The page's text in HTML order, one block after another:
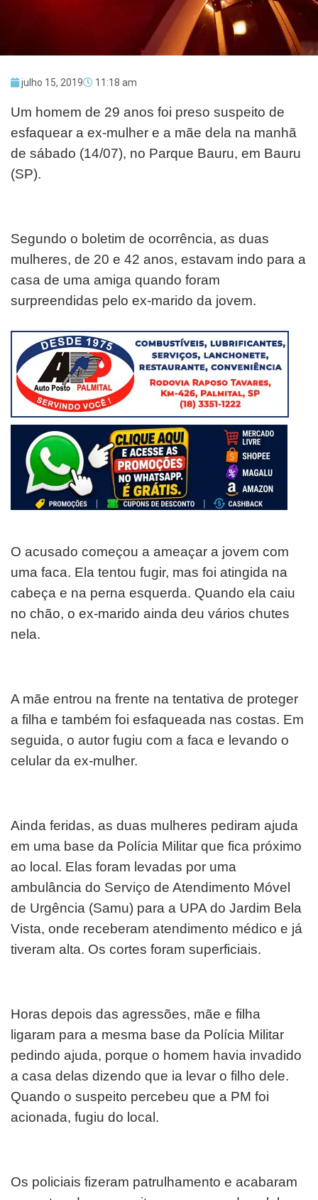
julho 15, 2019 11:18 am
Um homem de 29 anos foi preso suspeito de
esfaquear a ex-mulher e a mãe dela na manhã
de sábado (14/07), no Parque Bauru, em Bauru
(SP).
Segundo o boletim de ocorrência, as duas
mulheres, de 20 e 42 anos, estavam indo para a
casa de uma amiga quando foram
surpreendidas pelo ex-marido da jovem.
O acusado começou a ameaçar a jovem com
uma faca. Ela tentou fugir, mas foi atingida na
cabeça e na perna esquerda. Quando ela caiu
no chão, o ex-marido ainda deu vários chutes
nela.
A mãe entrou na frente na tentativa de proteger
a filha e também foi esfaqueada nas costas. Em
seguida, o autor fugiu com a faca e levando o
celular da ex-mulher.
Ainda feridas, as duas mulheres pediram ajuda
em uma base da Polícia Militar que fica próximo
ao local. Elas foram levadas por uma
ambulância do Serviço de Atendimento Móvel
de Urgência (Samu) para a UPA do Jardim Bela
Vista, onde receberam atendimento médico e já
tiveram alta. Os cortes foram superficiais.
Horas depois das agressões, mãe e filha
ligaram para a mesma base da Polícia Militar
pedindo ajuda, porque o homem havia invadido
a casa delas dizendo que ia levar o filho dele.
Quando o suspeito percebeu que a PM foi
acionada, fugiu do local.
Os policiais fizeram patrulhamento e acabaram